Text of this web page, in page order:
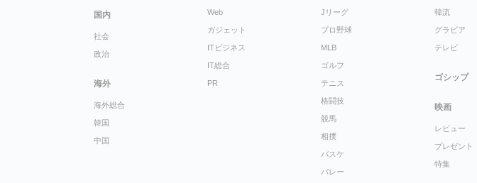
国内
社会
政治
海外
海外総合
韓国
中国
Web
ガジェット
ITビジネス
IT総合
PR
Jリーグ
プロ野球
MLB
ゴルフ
テニス
格闘技
競馬
相撲
バスケ
バレー
韓流
グラビア
テレビ
ゴシップ
映画
レビュー
プレゼント
特集